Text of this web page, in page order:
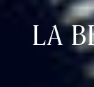
LA